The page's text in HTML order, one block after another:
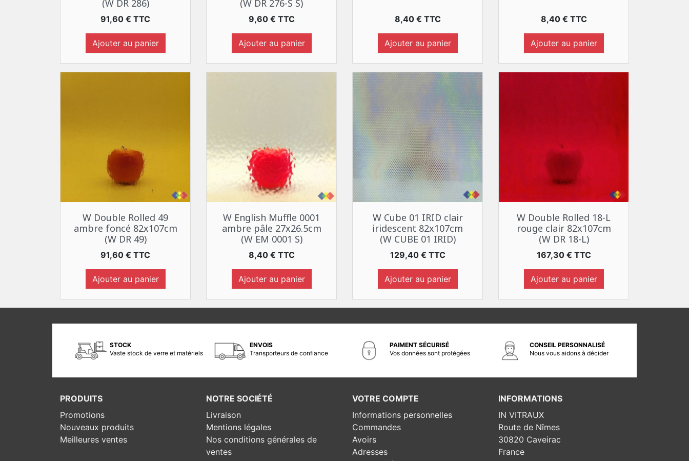
(W DR 286)
Prix
91,60 € TTC
Ajouter au panier
(W DR 276-S S)
Prix
9,60 € TTC
Ajouter au panier
Prix
8,40 € TTC
Ajouter au panier
Prix
8,40 € TTC
Ajouter au panier
Aperçu rapide
W Double Rolled 49
ambre foncé 82x107cm
(W DR 49)
Prix
91,60 € TTC
Ajouter au panier
Aperçu rapide
W English Muffle 0001
ambre pâle 27x26.5cm
(W EM 0001 S)
Prix
8,40 € TTC
Ajouter au panier
Aperçu rapide
W Cube 01 IRID clair
iridescent 82x107cm
(W CUBE 01 IRID)
Prix
129,40 € TTC
Ajouter au panier
Aperçu rapide
W Double Rolled 18-L
rouge clair 82x107cm
(W DR 18-L)
Prix
167,30 € TTC
Ajouter au panier
STOCK
Vaste stock de verre et matériels
ENVOIS
Transporteurs de confiance
PAIMENT SÉCURISÉ
Vos données sont protégées
CONSEIL PERSONNALISÉ
Nous vous aidons à décider
PRODUITS
Promotions
Nouveaux produits
Meilleures ventes
NOTRE SOCIÉTÉ
Livraison
Mentions légales
Nos conditions générales de
ventes
VOTRE COMPTE
Informations personnelles
Commandes
Avoirs
Adresses
INFORMATIONS
IN VITRAUX
Route de Nîmes
30820 Caveirac
France